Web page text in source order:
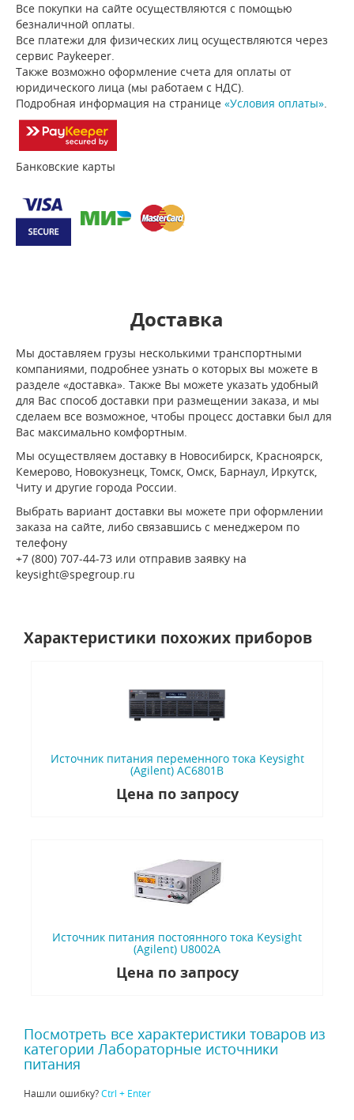
Все покупки на сайте осуществляются с помощью
безналичной оплаты.
Все платежи для физических лиц осуществляются через
сервис Paykeeper.
Также возможно оформление счета для оплаты от
юридического лица (мы работаем с НДС).
Подробная информация на странице «Условия оплаты».
Банковские карты
Доставка
Мы доставляем грузы несколькими транспортными
компаниями, подробнее узнать о которых вы можете в
разделе «доставка». Также Вы можете указать удобный
для Вас способ доставки при размещении заказа, и мы
сделаем все возможное, чтобы процесс доставки был для
Вас максимально комфортным.
Мы осуществляем доставку в Новосибирск, Красноярск,
Кемерово, Новокузнецк, Томск, Омск, Барнаул, Иркутск,
Читу и другие города России.
Выбрать вариант доставки вы можете при оформлении
заказа на сайте, либо связавшись с менеджером по
телефону
+7 (800) 707-44-73 или отправив заявку на
keysight@spegroup.ru
Характеристики похожих приборов
Источник питания переменного тока Keysight
(Agilent) AC6801B
Цена по запросу
Источник питания постоянного тока Keysight
(Agilent) U8002A
Цена по запросу
Посмотреть все характеристики товаров из
категории Лабораторные источники
питания
Нашли ошибку?Ctrl + Enter